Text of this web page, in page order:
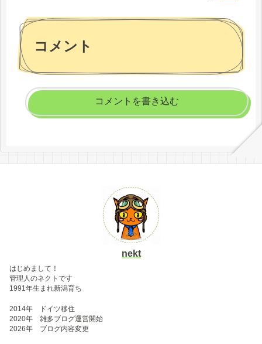
コメント
コメントを書き込む
nekt
はじめまして！
管理人のネクトです
1991年生まれ新潟育ち
2014年 ドイツ移住
2020年 雑多ブログ運営開始
2026年 ブログ内容変更